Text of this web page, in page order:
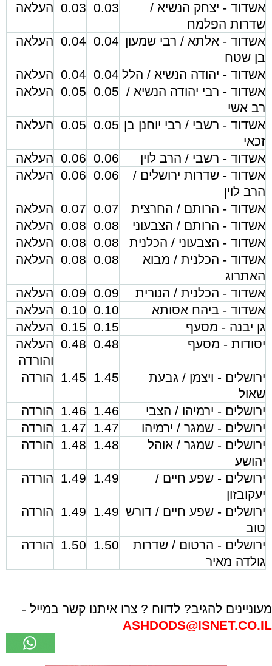
אשדוד - יצחק הנשיא /
שדרות הפלמח
0.03
0.03 העלאה
אשדוד - אלתא / רבי שמעון
בן שטח
0.04
0.04 העלאה
אשדוד - יהודה הנשיא / הלל 0.04
0.04 העלאה
אשדוד - רבי יהודה הנשיא /
רב אשי
0.05
0.05 העלאה
אשדוד - רשבי / רבי יוחנן בן
זכאי
0.05
0.05 העלאה
אשדוד - רשבי / הרב לוין 0.06
0.06 העלאה
אשדוד - שדרות ירושלים /
הרב לוין
0.06
0.06 העלאה
אשדוד - הרותם / החרצית 0.07
0.07 העלאה
אשדוד - הרותם / הצבעוני
0.08
0.08 העלאה
אשדוד - הצבעוני / הכלנית
0.08
0.08 העלאה
אשדוד - הכלנית / מבוא
האתרוג
0.08
0.08 העלאה
אשדוד - הכלנית / הנורית 0.09
0.09 העלאה
אשדוד - ביהח אסותא
0.10
0.10 העלאה
גן יבנה - מסעף
0.15
0.15 העלאה
יסודות - מסעף
0.48
0.48 העלאה
והורדה
ירושלים - ויצמן / גבעת
שאול
1.45
1.45 הורדה
ירושלים - ירמיהו / הצבי 1.46
1.46
הורדה
ירושלים - שמגר / ירמיהו
1.47
1.47
הורדה
ירושלים - שמגר / אוהל
יהושע
1.48
1.48 הורדה
ירושלים - שפע חיים /
יעקובזון
1.49
1.49 הורדה
ירושלים - שפע חיים / דורש
טוב
1.49
1.49 הורדה
ירושלים - הרטום / שדרות
גולדה מאיר
1.50
1.50 הורדה
מעוניינים להגיב? לדווח ? צרו איתנו קשר במייל -
ASHDODS@ISNET.CO.IL